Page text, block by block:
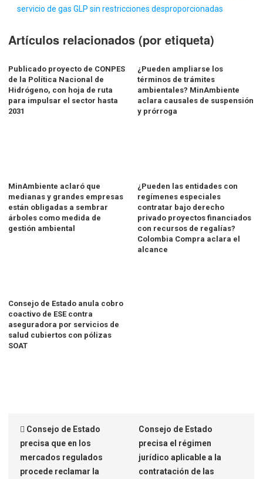
servicio de gas GLP sin restricciones desproporcionadas
Artículos relacionados (por etiqueta)
Publicado proyecto de CONPES
de la Política Nacional de
Hidrógeno, con hoja de ruta
para impulsar el sector hasta
2031
¿Pueden ampliarse los
términos de trámites
ambientales? MinAmbiente
aclara causales de suspensión
y prórroga
MinAmbiente aclaró que
medianas y grandes empresas
están obligadas a sembrar
árboles como medida de
gestión ambiental
¿Pueden las entidades con
regímenes especiales
contratar bajo derecho
privado proyectos financiados
con recursos de regalías?
Colombia Compra aclara el
alcance
Consejo de Estado anula cobro
coactivo de ESE contra
aseguradora por servicios de
salud cubiertos con pólizas
SOAT
Consejo de Estado
precisa que en los
mercados regulados
procede reclamar la
Consejo de Estado
precisa el régimen
jurídico aplicable a la
contratación de las